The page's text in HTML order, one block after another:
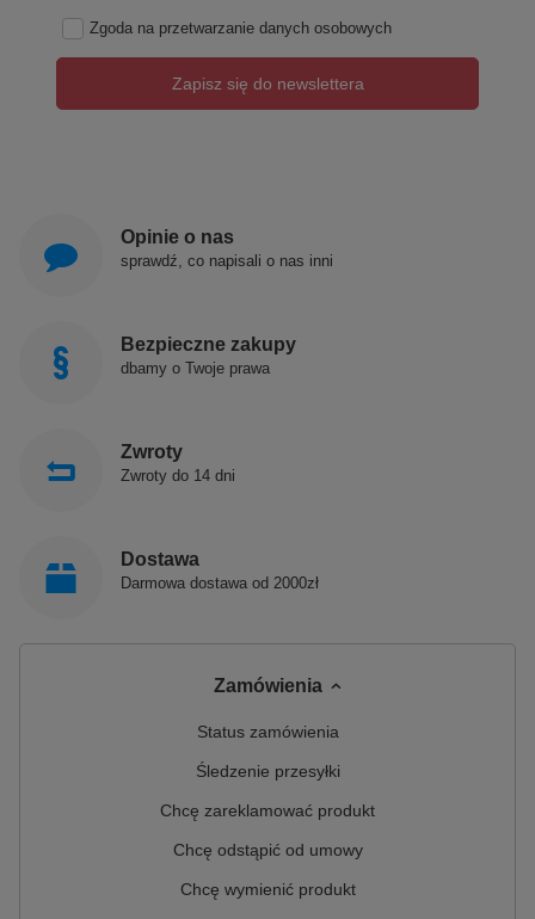
Materiał AQUASTONE
Pielęgnacja
Naprawa
Niewielkie uszkodzenia, w przeciwieństwie do innych
Ergonomia
Wygodne zaprojektowane produkty, dopasowane do
Niezwykłą zaletą kamiennego kompozytu jest również
Wyjątkowo plastyczna masa, daje się dowolnie
Łączy naturalne zalety kamienia i użytkowe zalety
Zgoda na przetwarzanie danych osobowych
Zapisz się do newslettera
Opinie o nas
sprawdź, co napisali o nas inni
Bezpieczne zakupy
dbamy o Twoje prawa
Zwroty
Zwroty do 14 dni
Dostawa
Darmowa dostawa od 2000zł
Zamówienia
Status zamówienia
Śledzenie przesyłki
Chcę zareklamować produkt
Chcę odstąpić od umowy
Chcę wymienić produkt